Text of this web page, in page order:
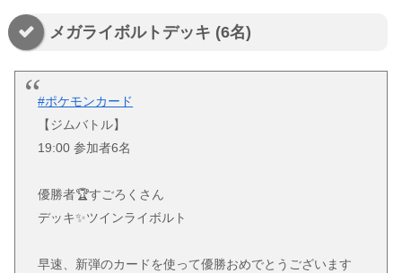
メガライボルトデッキ (6名)
#ポケモンカード
【ジムバトル】
19:00 参加者6名
優勝者🏆すごろくさん
デッキ✨ツインライボルト
早速、新弾のカードを使って優勝おめでとうございます